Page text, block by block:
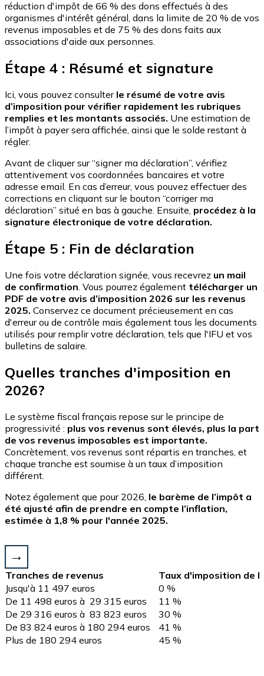
réduction d'impôt de 66 % des dons effectués à des
organismes d'intérêt général, dans la limite de 20 % de vos
revenus imposables et de 75 % des dons faits aux
associations d'aide aux personnes.
Étape 4 : Résumé et signature
Ici, vous pouvez consulterle résumé de votre avis
d’imposition pour vérifier rapidement les rubriques
remplies et les montants associés. Une estimation de
l’impôt à payer sera affichée, ainsi que le solde restant à
régler.
Avant de cliquer sur “signer ma déclaration”, vérifiez
attentivement vos coordonnées bancaires et votre
adresse email. En cas d’erreur, vous pouvez effectuer des
corrections en cliquant sur le bouton “corriger ma
déclaration” situé en bas à gauche. Ensuite, procédez à la
signature électronique de votre déclaration.
Étape 5 : Fin de déclaration
Une fois votre déclaration signée, vous recevrez un mail
de confirmation . Vous pourrez également télécharger un
PDF de votre avis d’imposition 2026 sur les revenus
2025. Conservez ce document précieusement en cas
d'erreur ou de contrôle mais également tous les documents
utilisés pour remplir votre déclaration, tels que l'IFU et vos
bulletins de salaire.
Quelles tranches d'imposition en
2026?
Le système fiscal français repose sur le principe de
progressivité : plus vos revenus sont élevés, plus la part
de vos revenus imposables est importante.
Concrètement, vos revenus sont répartis en tranches, et
chaque tranche est soumise à un taux d’imposition
différent.
Notez également que pour 2026, le barème de l’impôt a
été ajusté afin de prendre en compte l’inflation,
estimée à 1,8 % pour l'année 2025.
Tranches de revenus
Taux d'imposition de
Jusqu'à 11 497 euros
0 %
De 11 498 euros à 29 315 euros
11 %
De 29 316 euros à 83 823 euros
30 %
De 83 824 euros à 180 294 euros
41 %
Plus de 180 294 euros
45 %